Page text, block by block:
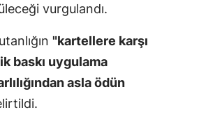
vurgulandı.
"kartellere karşı
baskı uygulama
asla ödün